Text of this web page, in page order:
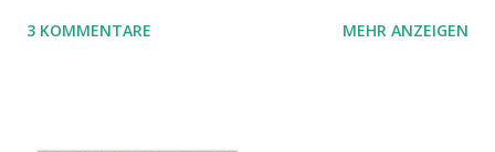
Rejchtman's Ubongo Game. These are the instructions of
3 KOMMENTARE MEHR ANZEIGEN